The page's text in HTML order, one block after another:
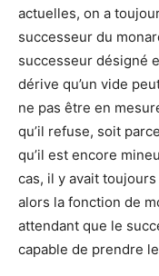
actuelles, on a
successeur du
successeur désigné
dérive qu’un vide
ne pas être en
qu’il refuse, soit
qu’il est encore
cas, il y avait
alors la fonction de
attendant que le
capable de prendre